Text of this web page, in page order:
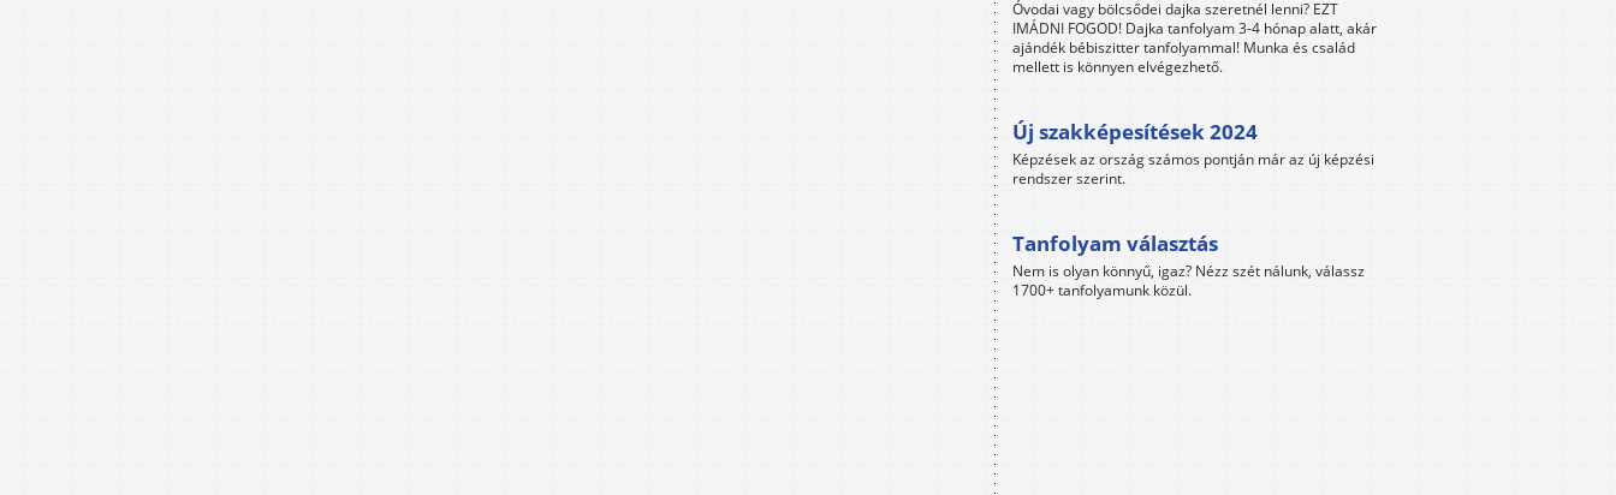
Óvodai vagy bölcsődei dajka szeretnél lenni? EZT
IMÁDNI FOGOD! Dajka tanfolyam 3-4 hónap alatt, akár
ajándék bébiszitter tanfolyammal! Munka és család
mellett is könnyen elvégezhető.
Új szakképesítések 2024
Képzések az ország számos pontján már az új képzési
rendszer szerint.
Tanfolyam választás
Nem is olyan könnyű, igaz? Nézz szét nálunk, válassz
1700+ tanfolyamunk közül.